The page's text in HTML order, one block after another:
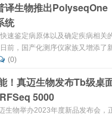
有原创底层技术的全自主知识产权
在2022年已获得欧盟CE-IVDR...
译生物推出PolyseqOne
统
速鉴定病原体以及确定疾病相关
前，国产化测序仪家族又增添了
午，北京普译生物科技有限公司
发布会，推出了普译生物首款中
、配套芯片PolyseqCell以及
盒。这标志着普译生物这家...
(0)
！真迈生物发布Tb级桌
5000
生物举办2023年度新品发布会，